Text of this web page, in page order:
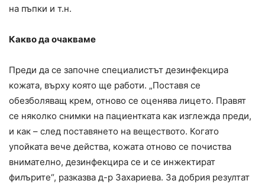
на пъпки и т.н.
Какво да очакваме
Преди да се започне специалистът дезинфекцира
кожата, върху която ще работи. „Поставя се
обезболяващ крем, отново се оценява лицето. Правят
се няколко снимки на пациентката как изглежда преди,
и как – след поставянето на веществото. Когато
упойката вече действа, кожата отново се почиства
внимателно, дезинфекцира се и се инжектират
филърите“, разказва д-р Захариева. За добрия резултат